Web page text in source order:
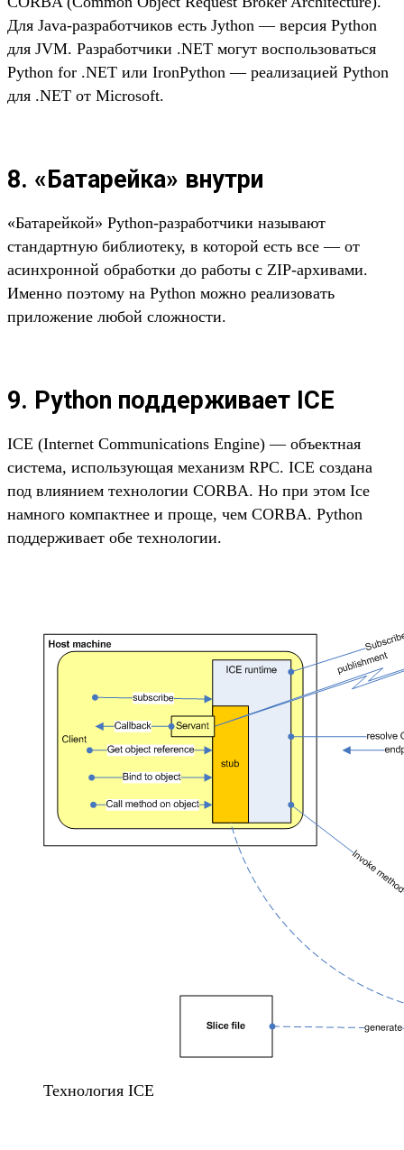
Для Java-разработчиков есть Jython — версия Python
для JVM. Разработчики .NET могут воспользоваться
Python for .NET или IronPython — реализацией Python
для .NET от Microsoft.
8. «Батарейка» внутри
«Батарейкой» Python-разработчики называют
стандартную библиотеку, в которой есть все — от
асинхронной обработки до работы с ZIP-архивами.
Именно поэтому на Python можно реализовать
приложение любой сложности.
9. Python поддерживает ICE
ICE (Internet Communications Engine) — объектная
система, использующая механизм RPC. ICE создана
под влиянием технологии CORBA. Но при этом Ice
намного компактнее и проще, чем CORBA. Python
поддерживает обе технологии.
Технология ICE